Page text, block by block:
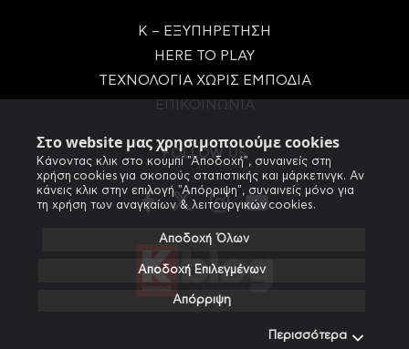
Στο website μας χρησιμοποιούμε cookies
Κάνοντας κλικ στο κουμπί "Αποδοχή", συναινείς στη
χρήση cookies για σκοπούς στατιστικής και μάρκετινγκ. Αν
κάνεις κλικ στην επιλογή "Απόρριψη", συναινείς μόνο για
τη χρήση των αναγκαίων & λειτουργικών cookies.
Αποδοχή Όλων
Αποδοχή Επιλεγμένων
Απόρριψη
Περισσότερα
Κ – ΕΞΥΠΗΡΕΤΗΣΗ
HERE TO PLAY
ΤΕΧΝΟΛΟΓΙΑ ΧΩΡΙΣ ΕΜΠΟΔΙΑ
FOLLOW US